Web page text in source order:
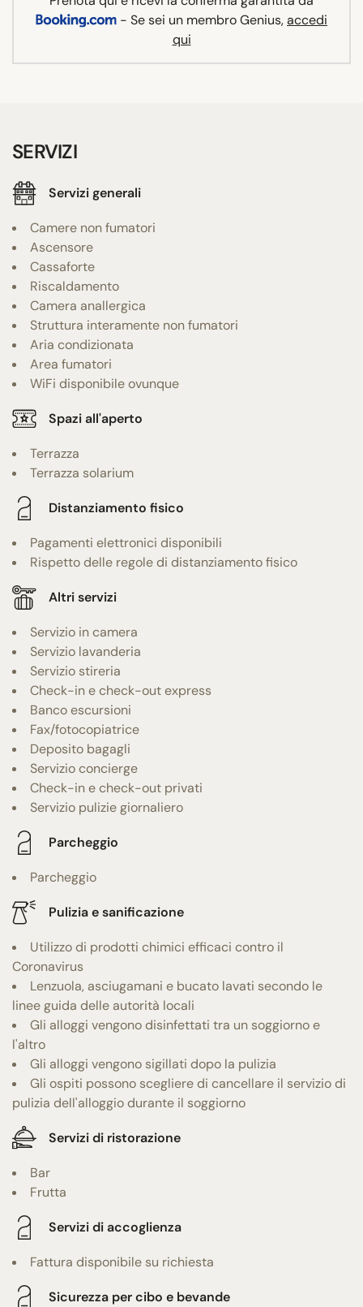
- Se sei un membro Genius,accedi
qui
SERVIZI
Servizi generali
Camere non fumatori
Ascensore
Cassaforte
Riscaldamento
Camera anallergica
Struttura interamente non fumatori
Aria condizionata
Area fumatori
WiFi disponibile ovunque
Spazi all'aperto
Terrazza
Terrazza solarium
Distanziamento fisico
Pagamenti elettronici disponibili
Rispetto delle regole di distanziamento fisico
Altri servizi
Servizio in camera
Servizio lavanderia
Servizio stireria
Check-in e check-out express
Banco escursioni
Fax/fotocopiatrice
Deposito bagagli
Servizio concierge
Check-in e check-out privati
Servizio pulizie giornaliero
Parcheggio
Parcheggio
Pulizia e sanificazione
Utilizzo di prodotti chimici efficaci contro il
Coronavirus
Lenzuola, asciugamani e bucato lavati secondo le
linee guida delle autorità locali
Gli alloggi vengono disinfettati tra un soggiorno e
l'altro
Gli alloggi vengono sigillati dopo la pulizia
Gli ospiti possono scegliere di cancellare il servizio di
pulizia dell'alloggio durante il soggiorno
Servizi di ristorazione
Bar
Frutta
Servizi di accoglienza
Fattura disponibile su richiesta
Sicurezza per cibo e bevande